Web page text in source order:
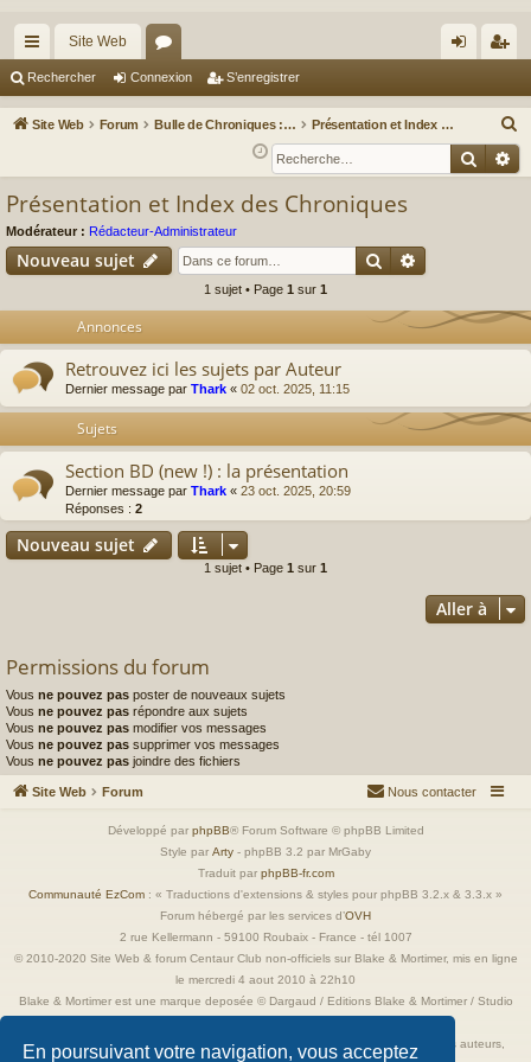
En poursuivant votre navigation, vous acceptez
cc
ès
Site Web
or
u ne
xi
nr
eg
Rechercher Connexion S’enregistrer
Site Web Forum Bulle de Chroniques : Albums, Auteurs & Actus BD Présentation et Index des Chroniques
e
c
Présentation et Index des Chroniques
Modérateur : Rédacteur-Administrateur
Nouveau sujet Rechercher
1 sujet • Page 1 sur 1
Annonces
Retrouvez ici les sujets par Auteur
Dernier message par Thark « 02 oct. 2025, 11:15
Sujets
Section BD (new !) : la présentation
Dernier message par Thark « 23 oct. 2025, 20:59
Réponses : 2
Nouveau sujet
1 sujet • Page 1 sur 1
Aller à
Permissions du forum
Vous ne pouvez pas poster de nouveaux sujets
Vous ne pouvez pas répondre aux sujets
Vous ne pouvez pas modifier vos messages
Vous ne pouvez pas supprimer vos messages
Vous ne pouvez pas joindre des fichiers
Site Web Forum Nous contacter
Développé par phpBB® Forum Software © phpBB Limited
Style par Arty - phpBB 3.2 par MrGaby
Traduit par phpBB-fr.com
Communauté EzCom : « Traductions d'extensions & styles pour phpBB 3.2.x & 3.3.x »
Forum hébergé par les services d’OVH
2 rue Kellermann - 59100 Roubaix - France - tél 1007
© 2010-2020 Site Web & forum Centaur Club non-officiels sur Blake & Mortimer, mis en ligne
le mercredi 4 aout 2010 à 22h10
Blake & Mortimer est une marque deposée © Dargaud / Editions Blake & Mortimer / Studio
Toutes les images incluses dans ces pages sont la propriété exclusive de leurs auteurs,